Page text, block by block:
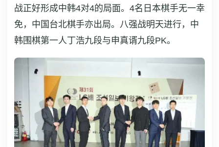
战正好形成中韩4对4的局面。4名日本棋手无一幸
免，中国台北棋手亦出局。八强战明天进行，中
韩围棋第一人丁浩九段与申真谞九段PK。